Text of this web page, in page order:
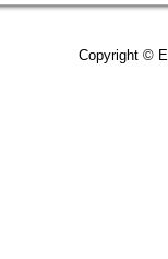
Copyright ©